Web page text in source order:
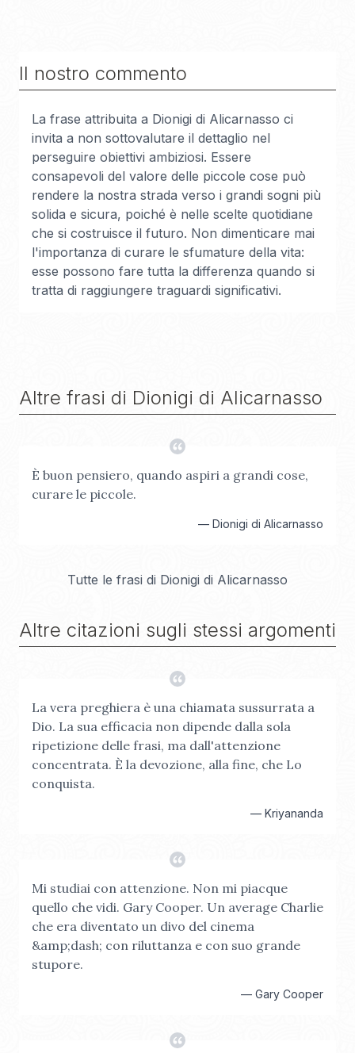
Il nostro commento
La frase attribuita a Dionigi di Alicarnasso ci
invita a non sottovalutare il dettaglio nel
perseguire obiettivi ambiziosi. Essere
consapevoli del valore delle piccole cose può
rendere la nostra strada verso i grandi sogni più
solida e sicura, poiché è nelle scelte quotidiane
che si costruisce il futuro. Non dimenticare mai
l'importanza di curare le sfumature della vita:
esse possono fare tutta la differenza quando si
tratta di raggiungere traguardi significativi.
Altre frasi di Dionigi di Alicarnasso
È buon pensiero, quando aspiri a grandi cose,
curare le piccole.
— Dionigi di Alicarnasso
Tutte le frasi di Dionigi di Alicarnasso
Altre citazioni sugli stessi argomenti
La vera preghiera è una chiamata sussurrata a
Dio. La sua efficacia non dipende dalla sola
ripetizione delle frasi, ma dall'attenzione
concentrata. È la devozione, alla fine, che Lo
conquista.
— Kriyananda
Mi studiai con attenzione. Non mi piacque
quello che vidi. Gary Cooper. Un average Charlie
che era diventato un divo del cinema
&amp;dash; con riluttanza e con suo grande
stupore.
— Gary Cooper